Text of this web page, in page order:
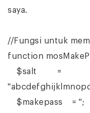
saya.
//Fungsi untuk
function
$salt =
$makepass = '';